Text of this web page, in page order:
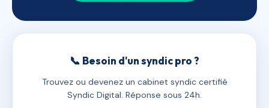
📞 Besoin d'un syndic pro ?
Trouvez ou devenez un cabinet syndic certifié
Syndic Digital. Réponse sous 24h.